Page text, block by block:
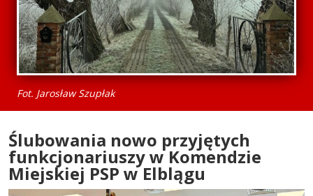
Fot. Jarosław Szupłak
Ślubowania nowo przyjętych
funkcjonariuszy w Komendzie
Miejskiej PSP w Elblągu